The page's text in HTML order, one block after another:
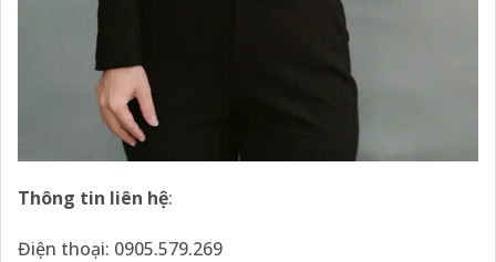
Thông tin liên hệ:
Điện thoại: 0905.579.269